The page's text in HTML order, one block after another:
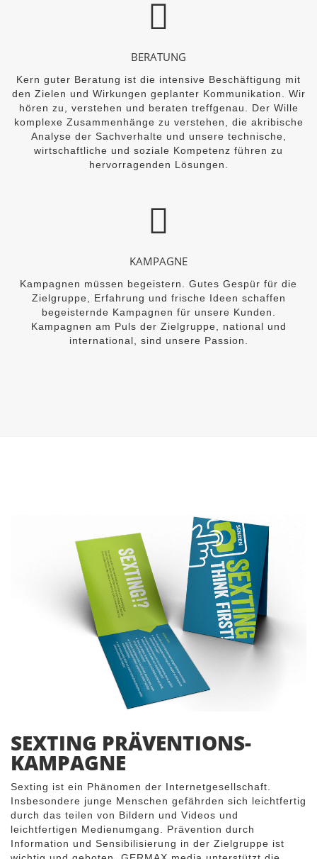
BERATUNG
Kern guter Beratung ist die intensive Beschäftigung mit
den Zielen und Wirkungen geplanter Kommunikation. Wir
hören zu, verstehen und beraten treffgenau. Der Wille
komplexe Zusammenhänge zu verstehen, die akribische
Analyse der Sachverhalte und unsere technische,
wirtschaftliche und soziale Kompetenz führen zu
hervorragenden Lösungen.
KAMPAGNE
Kampagnen müssen begeistern. Gutes Gespür für die
Zielgruppe, Erfahrung und frische Ideen schaffen
begeisternde Kampagnen für unsere Kunden.
Kampagnen am Puls der Zielgruppe, national und
international, sind unsere Passion.
SEXTING PRÄVENTIONS-
KAMPAGNE
Sexting ist ein Phänomen der Internetgesellschaft.
Insbesondere junge Menschen gefährden sich leichtfertig
durch das teilen von Bildern und Videos und
leichtfertigen Medienumgang. Prävention durch
Information und Sensibilisierung in der Zielgruppe ist